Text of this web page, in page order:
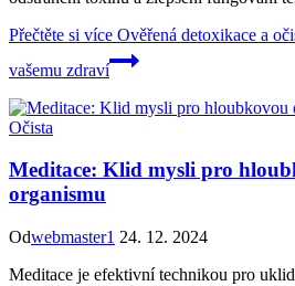
Přečtěte si více Ověřená detoxikace a
vašemu zdraví
Očista
Meditace: Klid mysli pro
organismu
Odwebmaster1 24. 12. 2024
Meditace je efektivní technikou pro